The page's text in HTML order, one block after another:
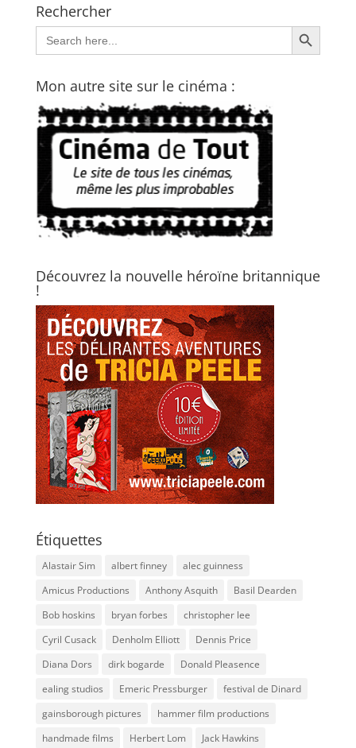
Rechercher
Search
for:
Search Button
Mon autre site sur le cinéma :
Découvrez la nouvelle héroïne britannique
!
Étiquettes
Alastair Sim albert finney
alec guinness
Amicus Productions
Anthony Asquith
Basil Dearden
Bob hoskins
bryan forbes
christopher lee
Cyril Cusack
Denholm Elliott
Dennis Price
Diana Dors
dirk bogarde
Donald Pleasence
ealing studios
Emeric Pressburger
festival de Dinard
gainsborough pictures
hammer film productions
handmade films
Herbert Lom
Jack Hawkins